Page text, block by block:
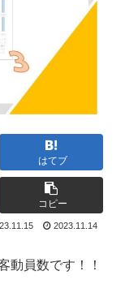
はてブ
コピー
2023.11.14
動員数です！！